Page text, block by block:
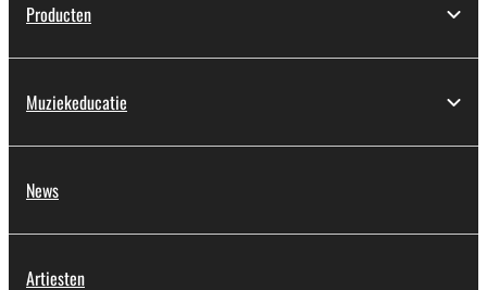
Producten
Muziekeducatie
News
Artiesten